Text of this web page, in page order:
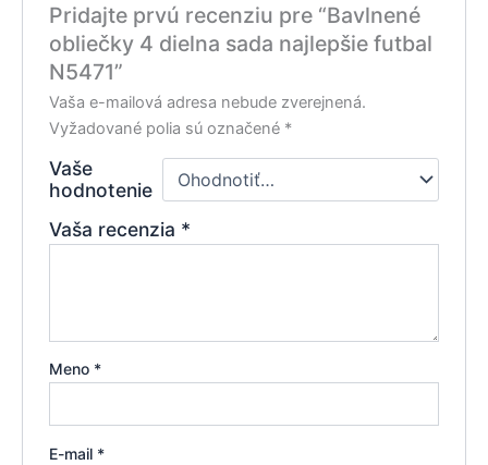
Pridajte prvú recenziu pre “Bavlnené
obliečky 4 dielna sada najlepšie futbal
N5471”
Vaša e-mailová adresa nebude zverejnená.
Vyžadované polia sú označené *
Vaše
hodnotenie
Vaša recenzia *
Meno *
E-mail *